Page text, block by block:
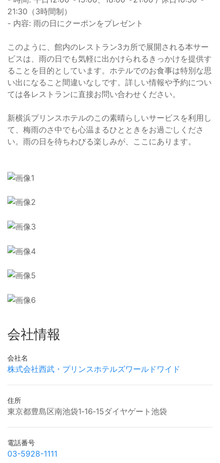
21:30（3時間制）
- 内容: 雨の日にクーポンをプレゼント
このように、館内のレストラン3カ所で展開される本サー
ビスは、雨の日でも気軽に出かけられるきっかけを提供す
ることを目的としています。ホテルでのお食事は特別な思
い出になること間違いなしです。詳しい情報や予約につい
ては各レストランに直接お問い合わせください。
新横浜プリンスホテルのこの素晴らしいサービスを利用し
て、梅雨のさ中でも心温まるひとときをお過ごしくださ
い。雨の日を待ちわびる楽しみが、ここにあります。
会社情報
会社名
株式会社西武・プリンスホテルズワールドワイド
住所
東京都豊島区南池袋1‐16‐15ダイヤゲート池袋
電話番号
03-5928-1111